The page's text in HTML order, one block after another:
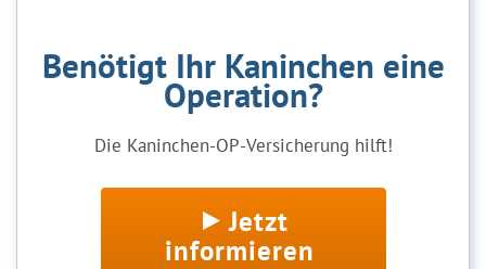
Benötigt Ihr Kaninchen eine
Operation?
Die Kaninchen-OP-Versicherung hilft!
Jetzt
informieren